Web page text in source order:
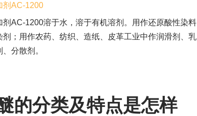
剂AC-1200
剂AC-1200溶于水，溶于有机溶剂。用作还原酸性染料
剂；用作农药、纺织、造纸、皮革工业中作润滑剂、乳
、分散剂。
的分类及特点是怎样